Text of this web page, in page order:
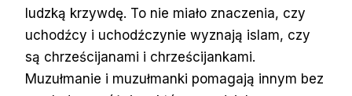
ludzką krzywdę. To nie miało znaczenia, czy
uchodźcy i uchodźczynie wyznają islam, czy
są chrześcijanami i chrześcijankami.
Muzułmanie i muzułmanki pomagają innym bez